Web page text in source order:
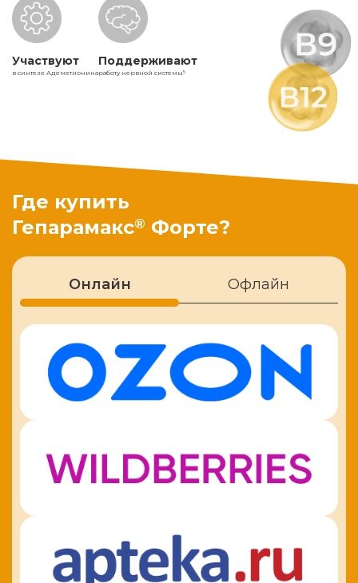
Участвуют
в синтезе Адеметионина
Поддерживают
работу нервной системы5
Где купить
Гепарамакс® Форте?
Онлайн Офлайн